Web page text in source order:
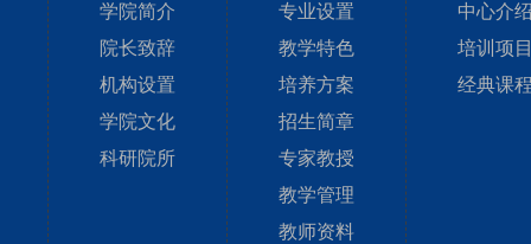
学院简介
院长致辞
机构设置
学院文化
科研院所
专业设置
教学特色
培养方案
招生简章
专家教授
教学管理
教师资料
中心介
培训项
经典课